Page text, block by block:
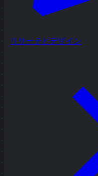
リサーチとデザイン